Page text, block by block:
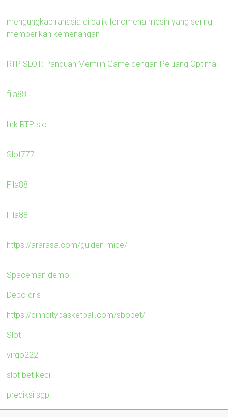
mengungkap rahasia di balik fenomena mesin yang sering
memberikan kemenangan
RTP SLOT: Panduan Memilih Game dengan Peluang Optimal
fila88
link RTP slot
Slot777
Fila88
Fila88
https://ararasa.com/gulden-mice/
Spaceman demo
Depo qris
https://cinncitybasketball.com/sbobet/
Slot
virgo222
slot bet kecil
prediksi sgp